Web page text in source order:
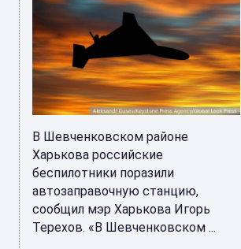
В Шевченковском районе
Харькова российские
беспилотники поразили
автозаправочную станцию,
сообщил мэр Харькова Игорь
Терехов. «В Шевченковском ...